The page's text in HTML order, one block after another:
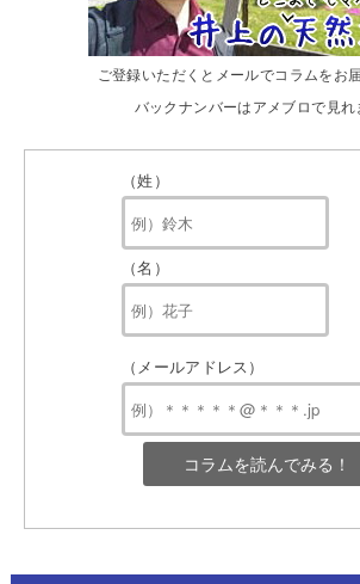
ご登録いただくとメールでコラムをお
バックナンバーはアメブロで見れ
（姓）
（名）
（メールアドレス）